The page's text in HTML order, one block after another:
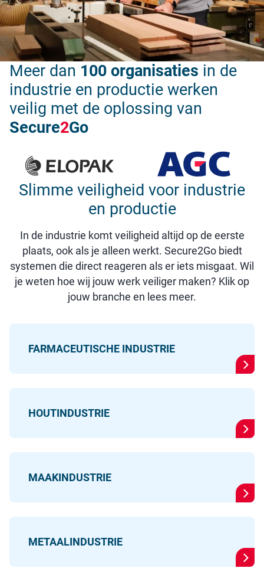
Meer dan 100 organisaties in de
industrie en productie werken
veilig met de oplossing van
Secure2Go
Slimme veiligheid voor industrie
en productie
In de industrie komt veiligheid altijd op de eerste
plaats, ook als je alleen werkt. Secure2Go biedt
systemen die direct reageren als er iets misgaat. Wil
je weten hoe wij jouw werk veiliger maken? Klik op
jouw branche en lees meer.
FARMACEUTISCHE INDUSTRIE
HOUTINDUSTRIE
MAAKINDUSTRIE
METAALINDUSTRIE